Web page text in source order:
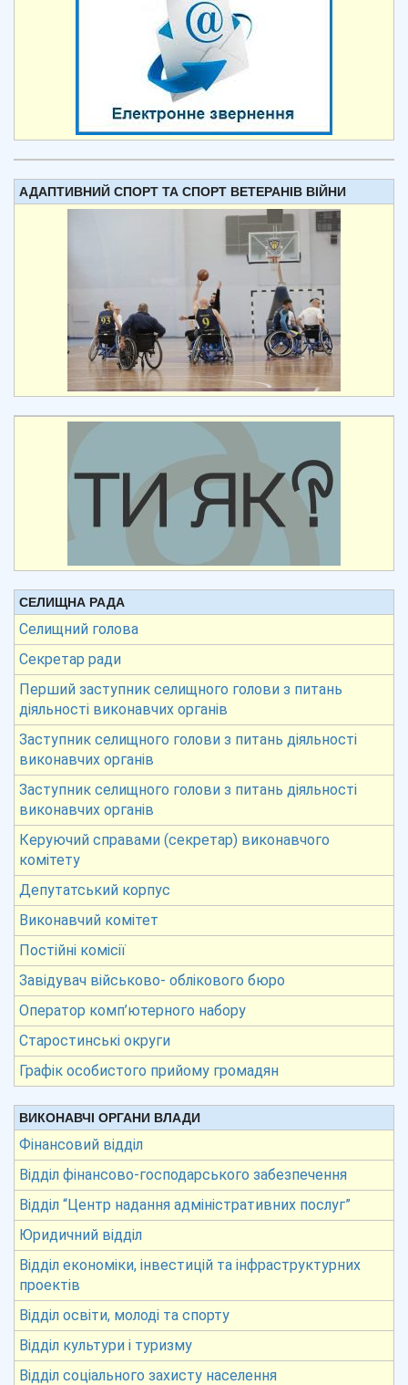
АДАПТИВНИЙ СПОРТ ТА СПОРТ ВЕТЕРАНІВ ВІЙНИ
СЕЛИЩНА РАДА
Селищний голова
Секретар ради
Перший заступник селищного голови з питань
діяльності виконавчих органів
Заступник селищного голови з питань діяльності
виконавчих органів
Заступник селищного голови з питань діяльності
виконавчих органів
Керуючий справами (секретар) виконавчого
комітету
Депутатський корпус
Виконавчий комітет
Постійні комісії
Завідувач військово- облікового бюро
Оператор комп’ютерного набору
Старостинські округи
Графік особистого прийому громадян
ВИКОНАВЧІ ОРГАНИ ВЛАДИ
Фінансовий відділ
Відділ фінансово-господарського забезпечення
Відділ “Центр надання адміністративних послуг”
Юридичний відділ
Відділ економіки, інвестицій та інфраструктурних
проектів
Відділ освіти, молоді та спорту
Відділ культури і туризму
Відділ соціального захисту населення